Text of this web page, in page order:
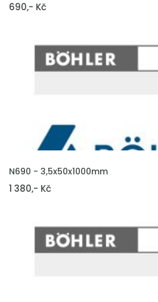
690,- Kč
VLOŽIT DO KOŠÍKU
N690 - 3,5x50x1000mm
1 380,- Kč